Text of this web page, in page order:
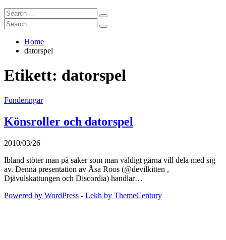
Search
for:
Search
Search
for:
Search
Home
datorspel
Etikett: datorspel
Funderingar
Könsroller och datorspel
2010/03/26
Ibland stöter man på saker som man väldigt gärna vill dela med sig
av. Denna presentation av Åsa Roos (@devilkitten ,
Djävulskattungen och Discordia) handlar…
Powered by WordPress - Lekh by ThemeCentury